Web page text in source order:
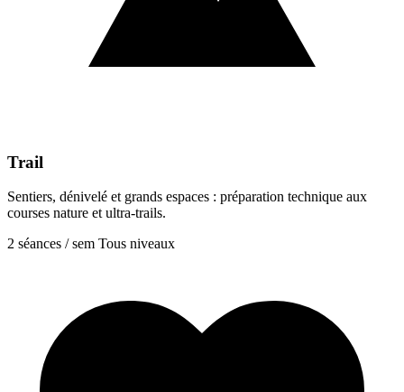
Trail
Sentiers, dénivelé et grands espaces : préparation technique aux
courses nature et ultra-trails.
2 séances / sem Tous niveaux